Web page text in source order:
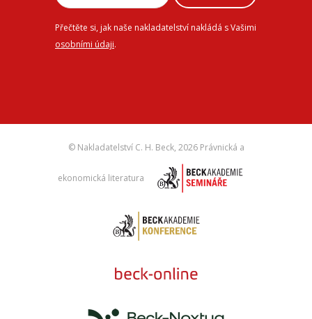
Přečtěte si, jak naše nakladatelství nakládá s Vašimi
osobními údaji.
© Nakladatelství C. H. Beck, 2026 Právnická a
ekonomická literatura